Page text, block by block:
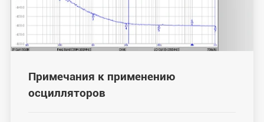
Примечания к применению
осцилляторов